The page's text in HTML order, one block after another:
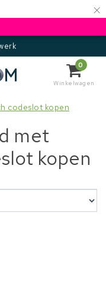
×
0
Winkelwagen
codeslot kopen
met
kopen